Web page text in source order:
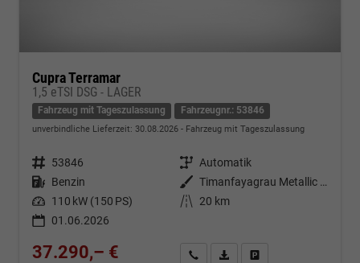
Cupra Terramar
1,5 eTSI DSG - LAGER
Fahrzeug mit Tageszulassung Fahrzeugnr.: 53846
unverbindliche Lieferzeit: 30.08.2026 Fahrzeug mit Tageszulassung
Fahrzeugnr. 53846 Getriebe Automatik
Kraftstoff Benzin Außenfarbe
Timanfayagrau Metallic (N7)
Leistung 110 kW (150 PS) Kilometerstand
20 km
01.06.2026
37.290,– € Kontakt & Angebot anfordern
PDF-Datei, Fahrzeugexposé